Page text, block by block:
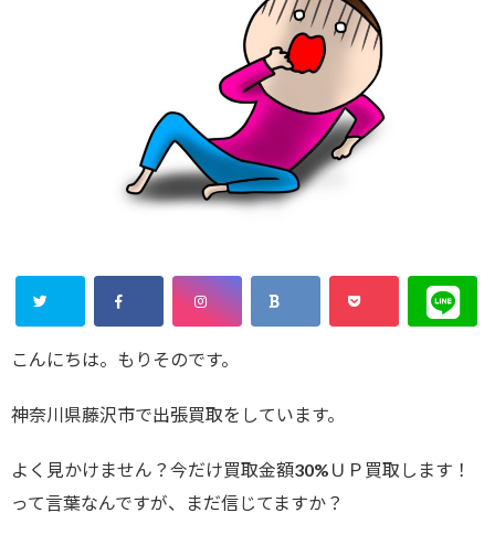
こんにちは。もりそのです。
神奈川県藤沢市で出張買取をしています。
よく見かけません？今だけ買取金額30%ＵＰ買取します！
って言葉なんですが、まだ信じてますか？